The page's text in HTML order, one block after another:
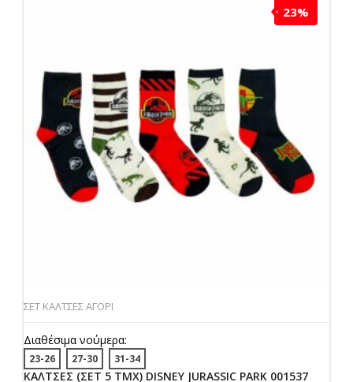
23%
ΣΕΤ ΚΑΛΤΣΕΣ ΑΓΟΡΙ
Διαθέσιμα νούμερα:
23-26 27-30 31-34
ΚΑΛΤΣΕΣ (ΣΕΤ 5 ΤΜΧ) DISNEY JURASSIC PARK 001537